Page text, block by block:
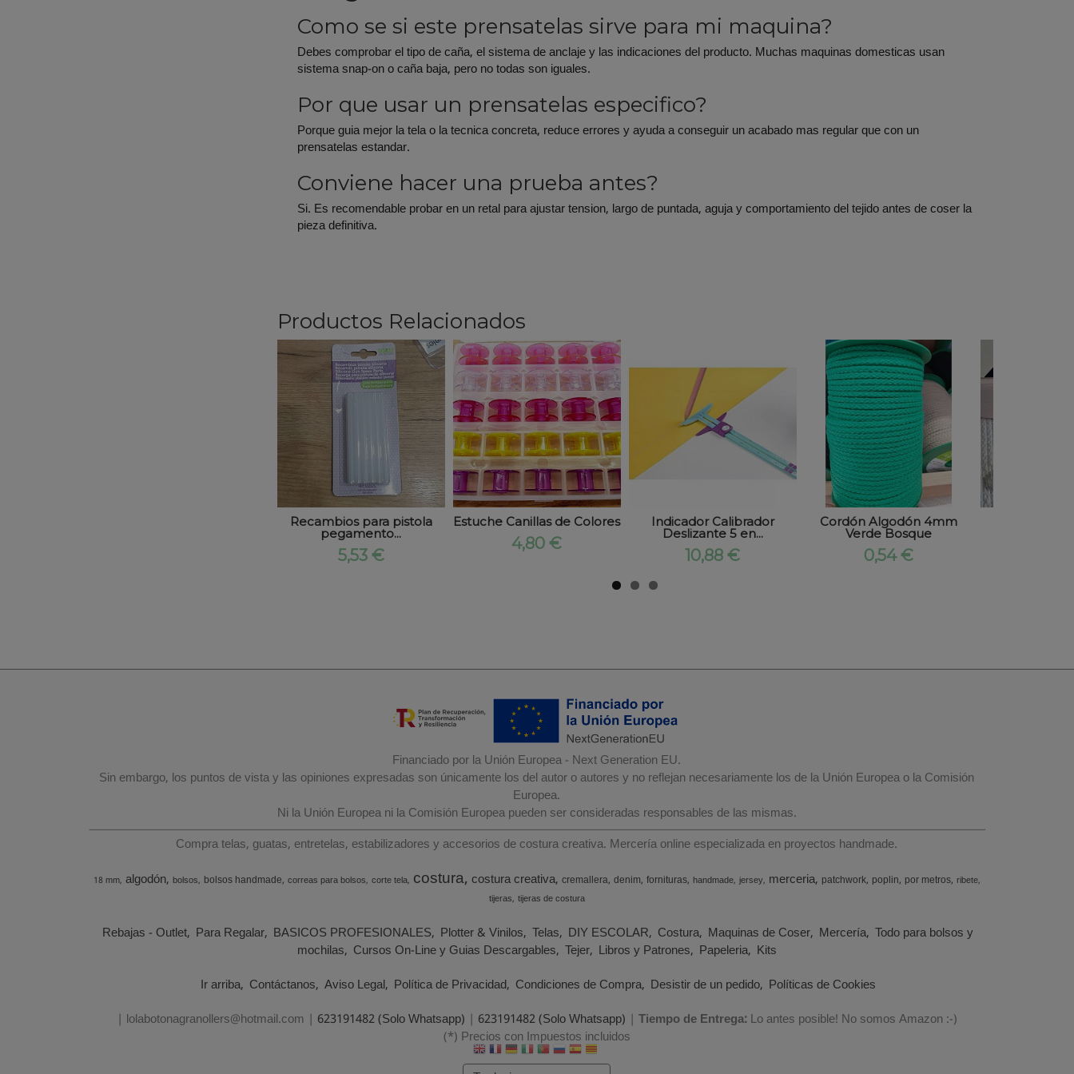
Como se si este prensatelas sirve para mi maquina?
Debes comprobar el tipo de caña, el sistema de anclaje y las indicaciones del producto. Muchas maquinas domesticas usan
sistema snap-on o caña baja, pero no todas son iguales.
Por que usar un prensatelas especifico?
Porque guia mejor la tela o la tecnica concreta, reduce errores y ayuda a conseguir un acabado mas regular que con un
prensatelas estandar.
Conviene hacer una prueba antes?
Si. Es recomendable probar en un retal para ajustar tension, largo de puntada, aguja y comportamiento del tejido antes de coser la
pieza definitiva.
Productos Relacionados
Recambios para pistola
pegamento...
5,53 €
Estuche Canillas de Colores
4,80 €
Indicador Calibrador
Deslizante 5 en...
10,88 €
Cordón Algodón 4mm
Verde Bosque
0,54 €
Financiado por la Unión Europea - Next Generation EU.
Sin embargo, los puntos de vista y las opiniones expresadas son únicamente los del autor o autores y no reflejan necesariamente los de la Unión Europea o la Comisión
Europea.
Ni la Unión Europea ni la Comisión Europea pueden ser consideradas responsables de las mismas.
Compra telas, guatas, entretelas, estabilizadores y accesorios de costura creativa. Mercería online especializada en proyectos handmade.
18 mm algodón bolsos bolsos handmade correas para bolsos corte tela costura costura creativa cremallera denim fornituras handmade jersey merceria patchwork poplin por metros ribete
tijeras tijeras de costura
Rebajas - Outlet Para Regalar BASICOS PROFESIONALES Plotter & Vinilos Telas DIY ESCOLAR Costura Maquinas de Coser Mercería Todo para bolsos y
mochilas Cursos On-Line y Guias Descargables Tejer Libros y Patrones Papeleria Kits
Ir arriba Contáctanos Aviso Legal Política de Privacidad Condiciones de Compra Desistir de un pedido Políticas de Cookies
| lolabotonagranollers@hotmail.com | 623191482 (Solo Whatsapp) | 623191482 (Solo Whatsapp) | Tiempo de Entrega:Lo antes posible! No somos Amazon :-)
(*) Precios con Impuestos incluidos